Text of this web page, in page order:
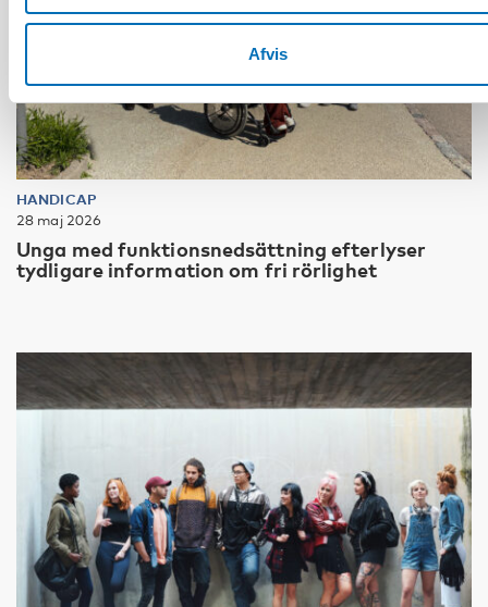
Afvis
HANDICAP
28 maj 2026
Unga med funktionsnedsättning efterlyser
tydligare information om fri rörlighet